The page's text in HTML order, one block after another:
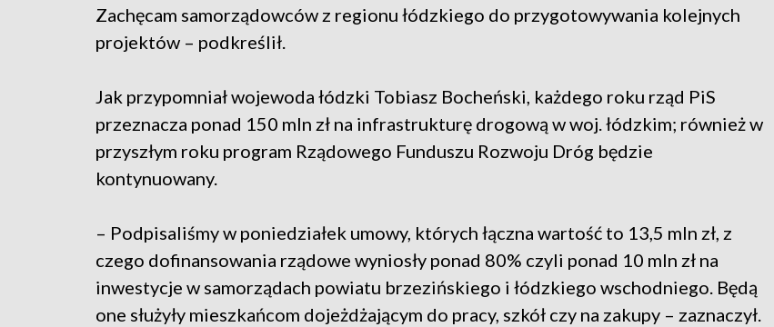
Zachęcam samorządowców z regionu łódzkiego do przygotowywania kolejnych
projektów – podkreślił.
Jak przypomniał wojewoda łódzki Tobiasz Bocheński, każdego roku rząd PiS
przeznacza ponad 150 mln zł na infrastrukturę drogową w woj. łódzkim; również w
przyszłym roku program Rządowego Funduszu Rozwoju Dróg będzie
kontynuowany.
– Podpisaliśmy w poniedziałek umowy, których łączna wartość to 13,5 mln zł, z
czego dofinansowania rządowe wyniosły ponad 80% czyli ponad 10 mln zł na
inwestycje w samorządach powiatu brzezińskiego i łódzkiego wschodniego. Będą
one służyły mieszkańcom dojeżdżającym do pracy, szkół czy na zakupy – zaznaczył.